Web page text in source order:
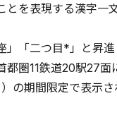
とを表現する漢字
「二つ目*」と昇
圏11鉄道20駅27
の期間限定で表示さ